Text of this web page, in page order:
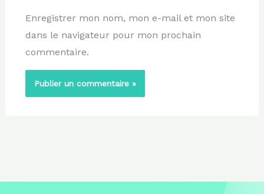
Enregistrer mon nom, mon e-mail et mon site
dans le navigateur pour mon prochain
commentaire.